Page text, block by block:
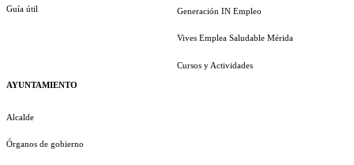
Guía útil
AYUNTAMIENTO
Alcalde
Órganos de gobierno
Generación IN Empleo
Vives Emplea Saludable Mérida
Cursos y Actividades